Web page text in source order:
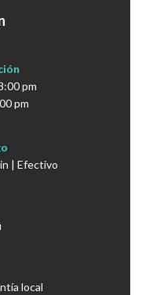
pm
pm
| Efectivo
local